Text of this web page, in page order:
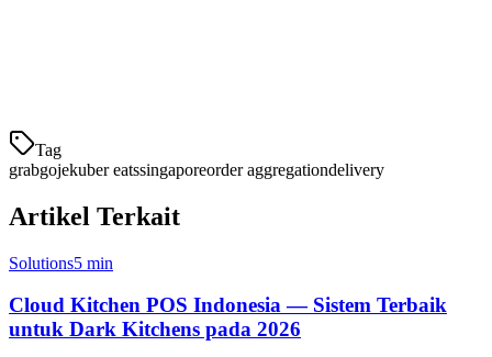
Tag
grabgojekuber eatssingaporeorder aggregationdelivery
Artikel Terkait
Solutions5 min
Cloud Kitchen POS Indonesia — Sistem Terbaik
untuk Dark Kitchens pada 2026